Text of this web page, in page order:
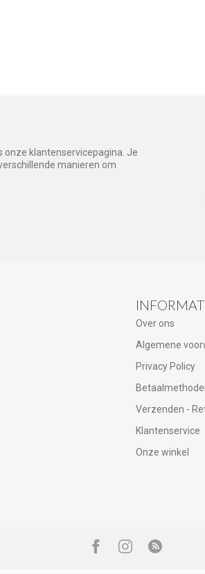
onze klantenservicepagina. Je
manieren om
Over ons
Algemene
Privacy Policy
Verzenden -
Klantenservice
Onze winkel